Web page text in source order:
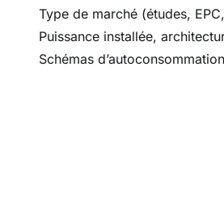
Type de marché (études,
Puissance installée,
Schémas